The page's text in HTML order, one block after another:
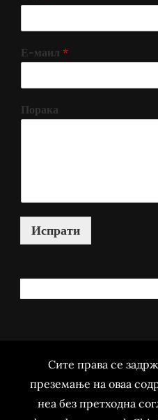
Е-маил *
Порака
Испрати
Сите права се
преземање на оваа
неа без претходна